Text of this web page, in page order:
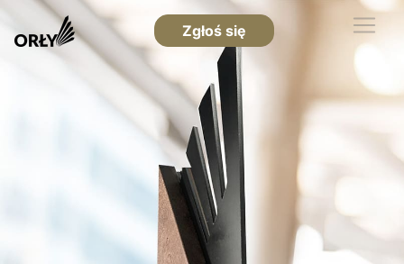
Zgłoś się